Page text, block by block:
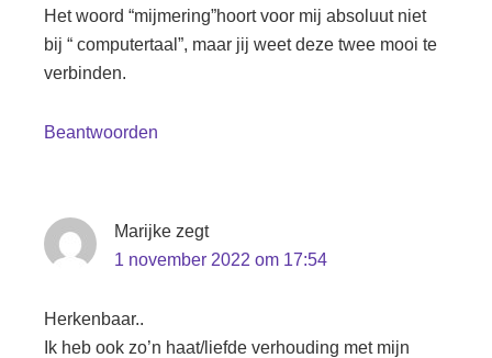
Het woord “mijmering”hoort voor mij absoluut niet
bij “ computertaal”, maar jij weet deze twee mooi te
verbinden.
Beantwoorden
Marijke zegt
1 november 2022 om 17:54
Herkenbaar..
Ik heb ook zo’n haat/liefde verhouding met mijn